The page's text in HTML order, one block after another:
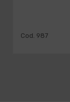
Cod. 987